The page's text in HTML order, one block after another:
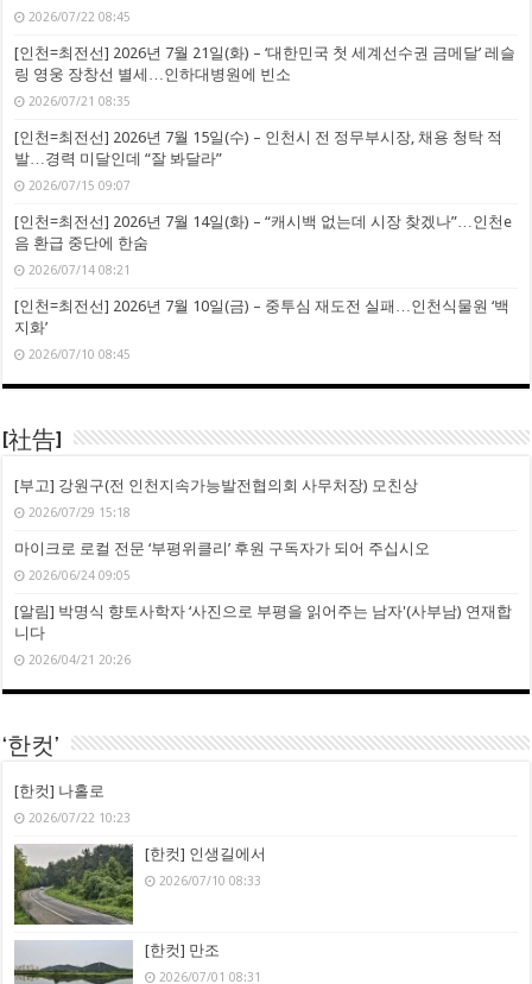
2026/07/22 08:45
[인천=최전선] 2026년 7월 21일(화) – ‘대한민국 첫 세계선수권 금메달’ 레슬
링 영웅 장창선 별세…인하대병원에 빈소
2026/07/21 08:35
[인천=최전선] 2026년 7월 15일(수) – 인천시 전 정무부시장, 채용 청탁 적
발…경력 미달인데 “잘 봐달라”
2026/07/15 09:07
[인천=최전선] 2026년 7월 14일(화) – “캐시백 없는데 시장 찾겠나”…인천e
음 환급 중단에 한숨
2026/07/14 08:21
[인천=최전선] 2026년 7월 10일(금) – 중투심 재도전 실패…인천식물원 ‘백
지화’
2026/07/10 08:45
[社告]
[부고] 강원구(전 인천지속가능발전협의회 사무처장) 모친상
2026/07/29 15:18
마이크로 로컬 전문 ‘부평위클리’ 후원 구독자가 되어 주십시오
2026/06/24 09:05
[알림] 박명식 향토사학자 ‘사진으로 부평을 읽어주는 남자'(사부남) 연재합
니다
2026/04/21 20:26
‘한컷’
[한컷] 나홀로
2026/07/22 10:23
[한컷] 인생길에서
2026/07/10 08:33
[한컷] 만조
2026/07/01 08:31